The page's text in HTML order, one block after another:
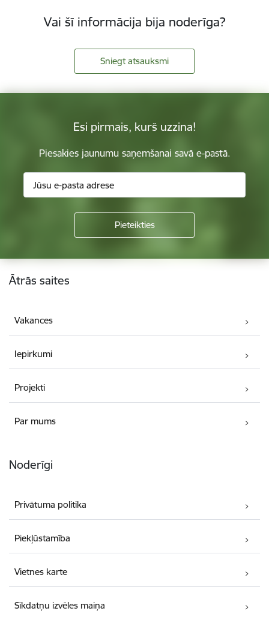
Vai šī informācija bija noderīga?
Sniegt atsauksmi
Esi pirmais, kurš uzzina!
Piesakies jaunumu saņemšanai savā e-pastā.
Kājene
Ātrās saites
Vakances
Iepirkumi
Projekti
Par mums
Noderīgi
Privātuma politika
Piekļūstamība
Vietnes karte
Sīkdatņu izvēles maiņa